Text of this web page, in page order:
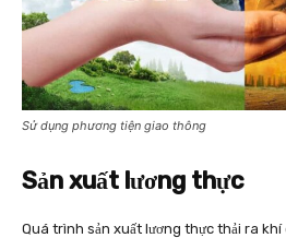
Sử dụng phương tiện giao thông
Sản xuất lương thực
Quá trình sản xuất lương thực thải ra